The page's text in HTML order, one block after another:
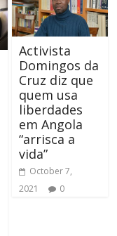
Activista
Domingos da
Cruz diz que
quem usa
liberdades
em Angola
“arrisca a
vida”
October 7,
2021
0